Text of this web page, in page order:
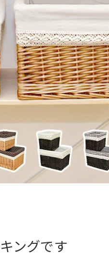
ングです